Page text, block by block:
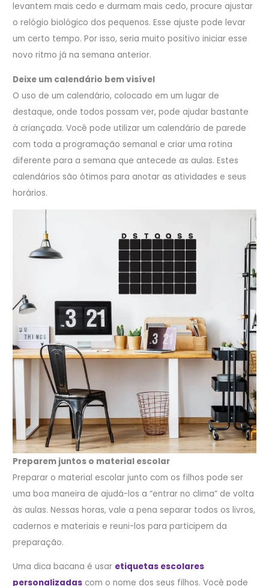
levantem mais cedo e durmam mais cedo, procure ajustar
o relógio biológico dos pequenos. Esse ajuste pode levar
um certo tempo. Por isso, seria muito positivo iniciar esse
novo ritmo já na semana anterior.
Deixe um calendário bem visível
O uso de um calendário, colocado em um lugar de
destaque, onde todos possam ver, pode ajudar bastante
à criançada. Você pode utilizar um calendário de parede
com toda a programação semanal e criar uma rotina
diferente para a semana que antecede as aulas. Estes
calendários são ótimos para anotar as atividades e seus
horários.
Preparem juntos o material escolar
Preparar o material escolar junto com os filhos pode ser
uma boa maneira de ajudá-los a “entrar no clima” de volta
às aulas. Nessas horas, vale a pena separar todos os livros,
cadernos e materiais e reuni-los para participem da
preparação.
Uma dica bacana é usar etiquetas escolares
personalizadas com o nome dos seus filhos. Você pode